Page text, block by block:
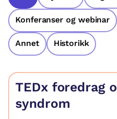
Konferanser og webinar
Annet Historikk
TEDx foredrag
syndrom